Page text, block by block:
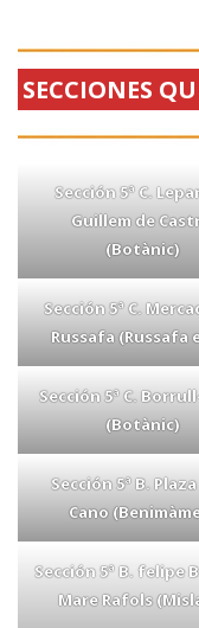
SECCIONES
Sección 5ª C.
Guillem de
(Botànic)
Sección 5ª C.
Russafa (Russafa
Sección 5ª C.
(Botànic)
Sección 5ª B.
Cano
Sección 5ª B. felipe
Mare Rafols